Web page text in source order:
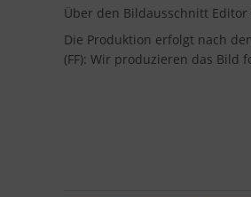
Über den Bildausschnitt
Die Produktion erfolgt nach
(FF): Wir produzieren das